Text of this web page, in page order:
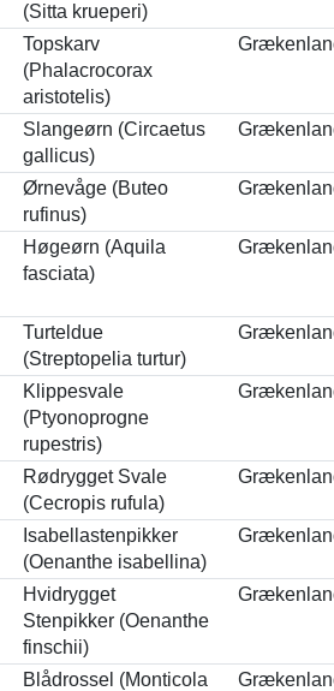
(Sitta krueperi)
Topskarv
(Phalacrocorax
aristotelis)
Slangeørn (Circaetus
gallicus)
Ørnevåge (Buteo
rufinus)
Høgeørn (Aquila
fasciata)
Turteldue
(Streptopelia turtur)
Klippesvale
(Ptyonoprogne
rupestris)
Rødrygget Svale
(Cecropis rufula)
Isabellastenpikker
(Oenanthe isabellina)
Hvidrygget
Stenpikker (Oenanthe
finschii)
Blådrossel (Monticola